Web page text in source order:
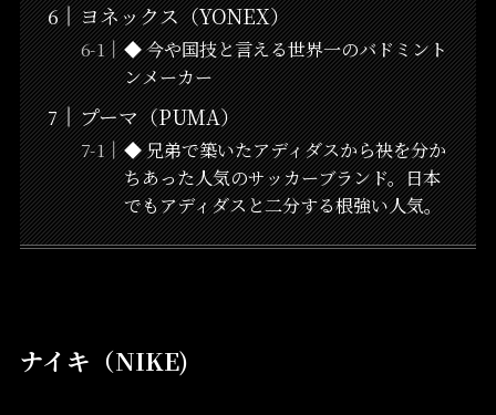
ヨネックス（YONEX）
◆ 今や国技と言える世界一のバドミント
ンメーカー
プーマ（PUMA）
◆ 兄弟で築いたアディダスから袂を分か
ちあった人気のサッカーブランド。日本
でもアディダスと二分する根強い人気。
ナイキ（NIKE)